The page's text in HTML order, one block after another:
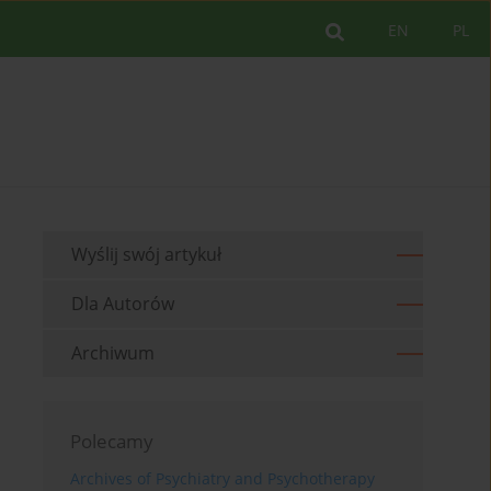
PL
EN
Wyślij swój artykuł
Dla Autorów
Archiwum
Polecamy
Archives of Psychiatry and Psychotherapy